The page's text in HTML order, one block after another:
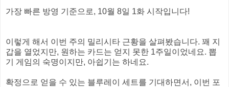
가장 빠른 방영 기준으로, 10월 8일 1화 시작입니다!
이렇게 해서 이번 주의 밀리시타 근황을 살펴봤습니다. 꽤 지
갑을 열었지만, 원하는 카드는 얻지 못한 1주일이었네요. 뽑
기 게임의 숙명이지만, 아쉽기는 하네요.
확정으로 얻을 수 있는 블루레이 세트를 기대하면서, 이번 포